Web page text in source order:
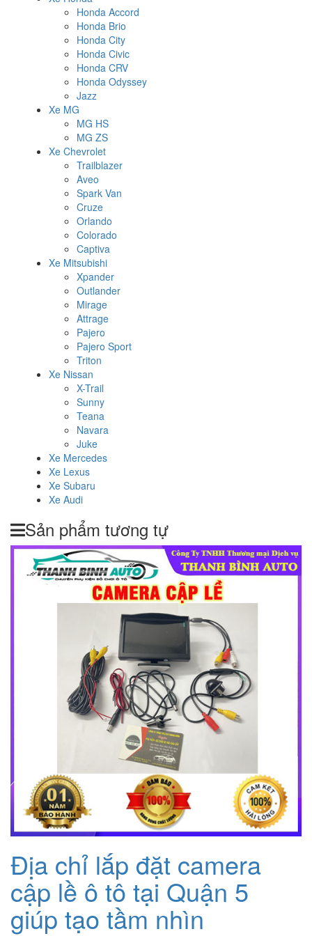
Honda Accord
Honda Brio
Honda City
Honda Civic
Honda CRV
Honda Odyssey
Jazz
Xe MG
MG HS
MG ZS
Xe Chevrolet
Trailblazer
Aveo
Spark Van
Cruze
Orlando
Colorado
Captiva
Xe Mitsubishi
Xpander
Outlander
Mirage
Attrage
Pajero
Pajero Sport
Triton
Xe Nissan
X-Trail
Sunny
Teana
Navara
Juke
Xe Mercedes
Xe Lexus
Xe Subaru
Xe Audi
Sản phẩm tương tự
Địa chỉ lắp đặt camera
cập lề ô tô tại Quận 5
giúp tạo tầm nhìn